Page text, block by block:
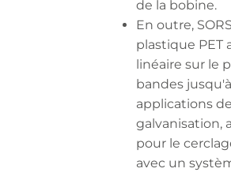
de la bobine.
En outre,
plastique
linéaire sur le
bandes
applications
galvanisation,
pour le
avec un